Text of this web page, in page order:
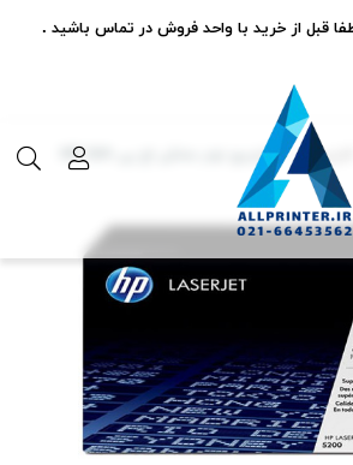
کارتریج کارتریج تونر مشکی اچ پی HP 16A
قبل از خرید با واحد فروش در تماس باشید .